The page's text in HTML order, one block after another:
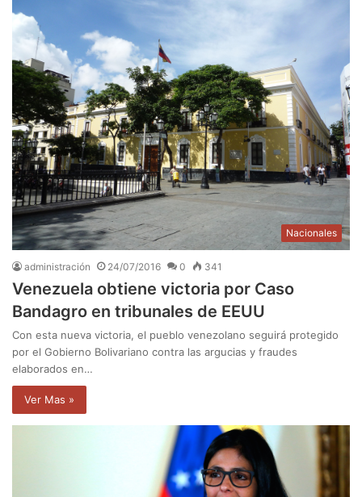
Nacionales
administración 24/07/2016 0 341
Venezuela obtiene victoria por Caso
Bandagro en tribunales de EEUU
Con esta nueva victoria, el pueblo venezolano seguirá protegido
por el Gobierno Bolivariano contra las argucias y fraudes
elaborados en…
Ver Mas »